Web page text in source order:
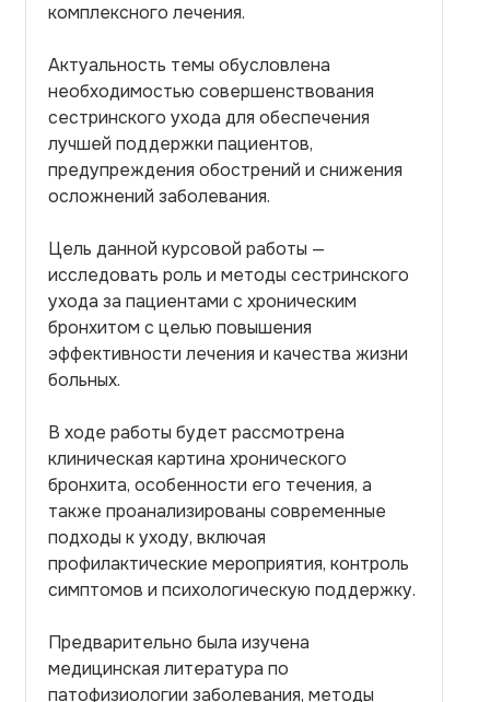
комплексного лечения.
Актуальность темы обусловлена
необходимостью совершенствования
сестринского ухода для обеспечения
лучшей поддержки пациентов,
предупреждения обострений и снижения
осложнений заболевания.
Цель данной курсовой работы —
исследовать роль и методы сестринского
ухода за пациентами с хроническим
бронхитом с целью повышения
эффективности лечения и качества жизни
больных.
В ходе работы будет рассмотрена
клиническая картина хронического
бронхита, особенности его течения, а
также проанализированы современные
подходы к уходу, включая
профилактические мероприятия, контроль
симптомов и психологическую поддержку.
Предварительно была изучена
медицинская литература по
патофизиологии заболевания, методы